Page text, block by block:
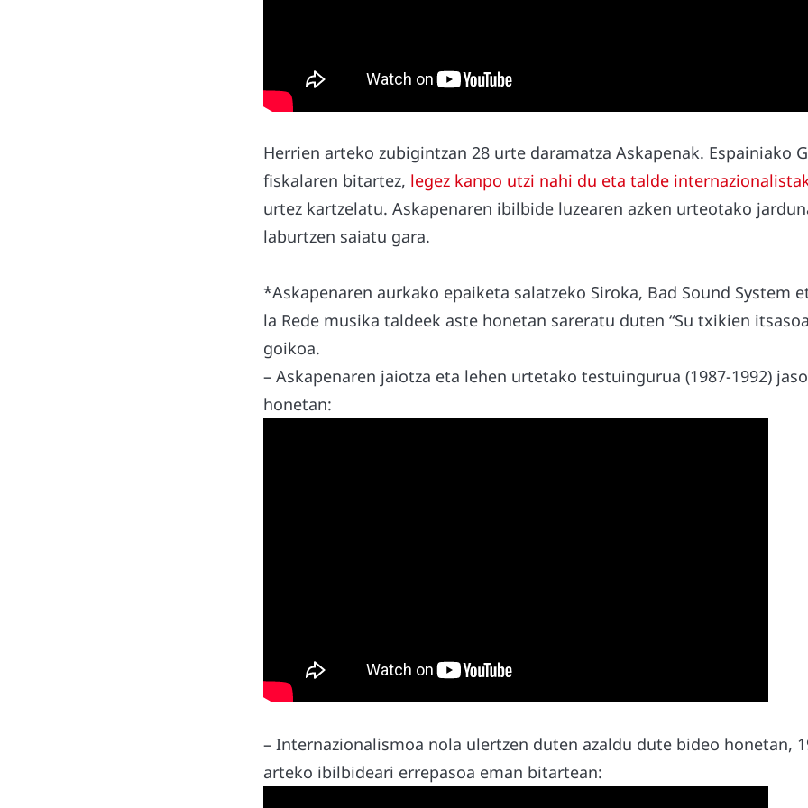
Herrien arteko zubigintzan 28 urte daramatza Askapenak. Espainiako
fiskalaren bitartez, legez kanpo utzi nahi du eta talde
urtez kartzelatu. Askapenaren ibilbide luzearen azken urteotako
laburtzen saiatu gara.
*Askapenaren aurkako epaiketa salatzeko Siroka, Bad Sound System
la Rede musika taldeek aste honetan sareratu duten “Su txikien
goikoa.
– Askapenaren jaiotza eta lehen urtetako testuingurua (1987-1992)
honetan:
– Internazionalismoa nola ulertzen duten azaldu dute bideo honetan,
arteko ibilbideari errepasoa eman bitartean: